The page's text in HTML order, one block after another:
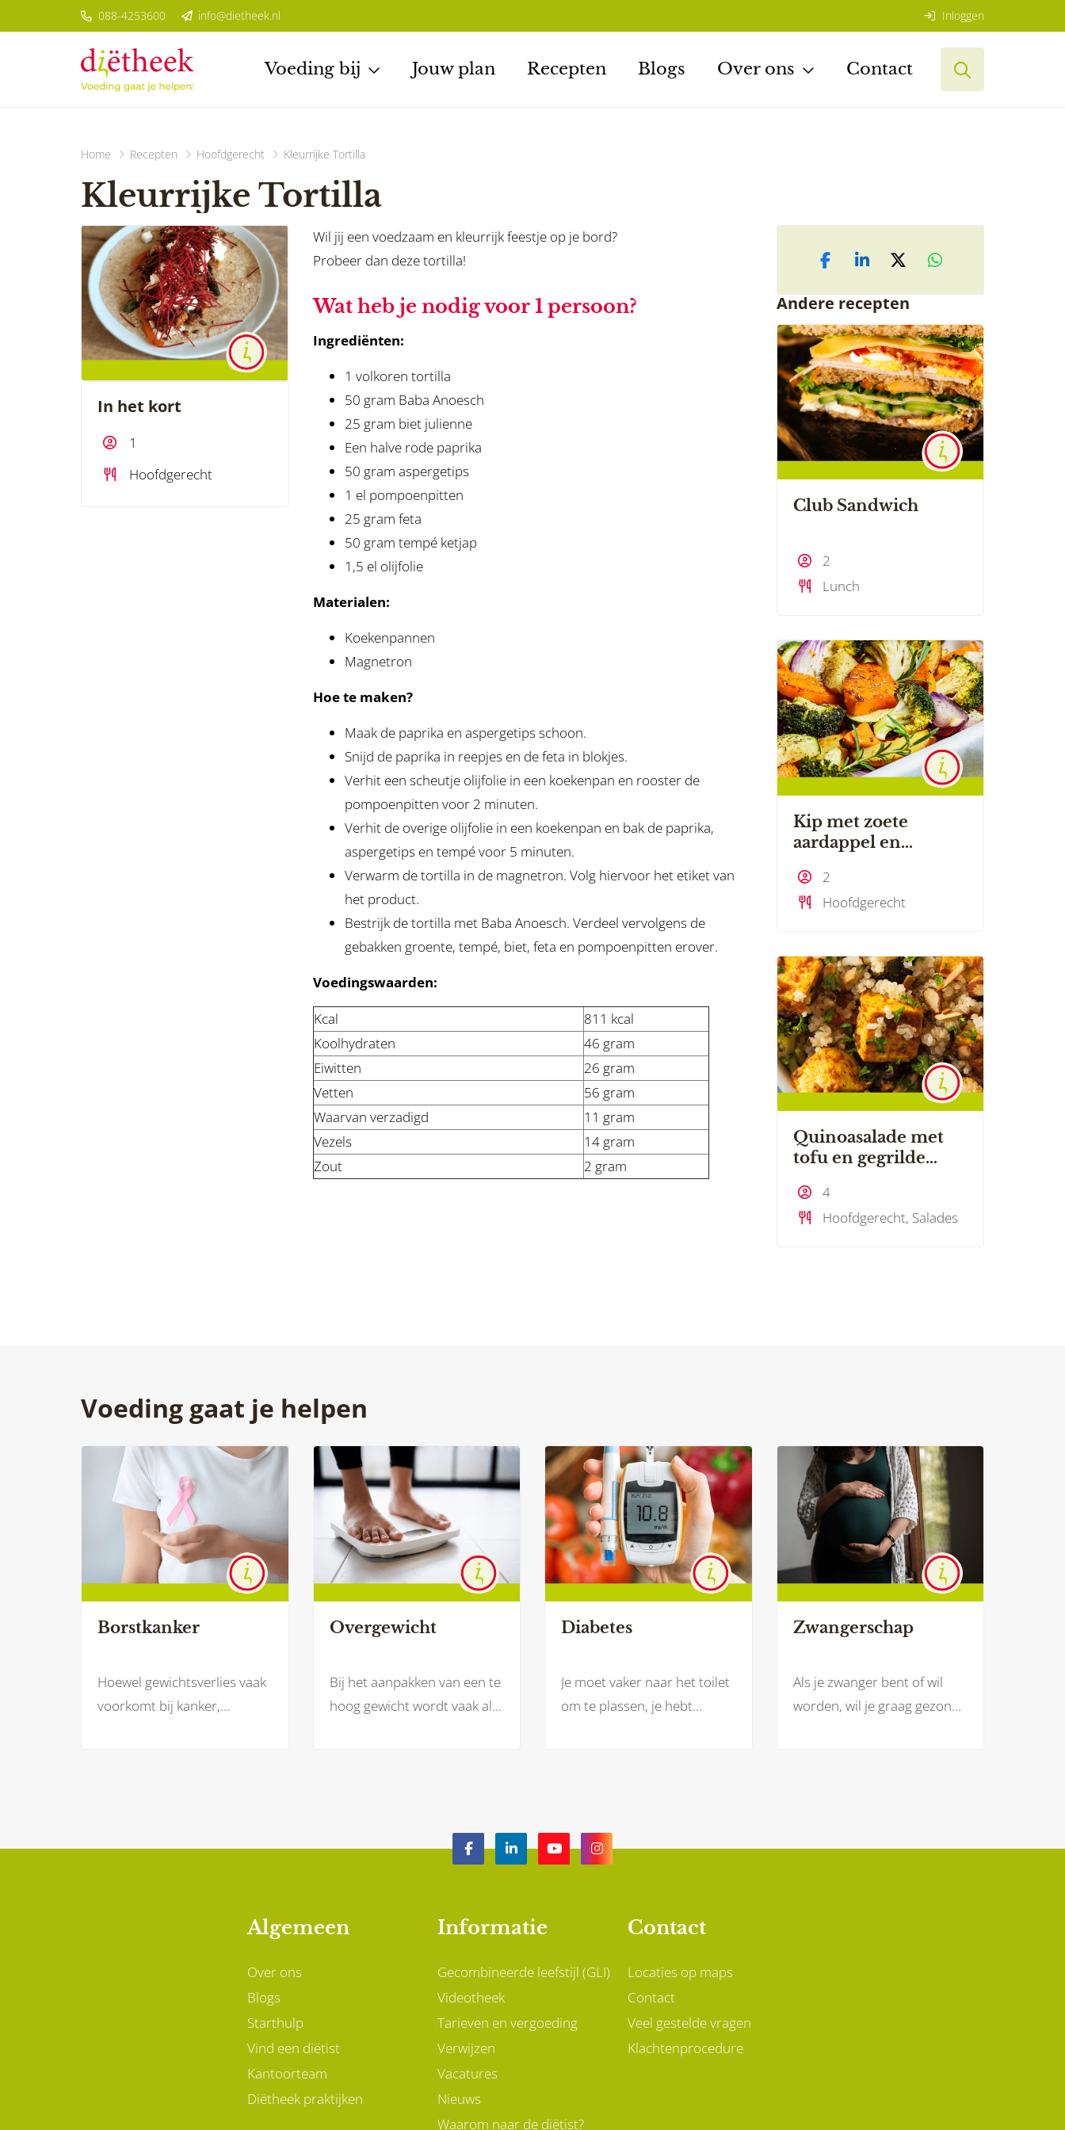
Home Recepten Hoofdgerecht Kleurrijke Tortilla
Kleurrijke Tortilla
In het kort
1
Hoofdgerecht
Wil jij een voedzaam en kleurrijk feestje op je bord?
Probeer dan deze tortilla!
Wat heb je nodig voor 1 persoon?
Ingrediënten:
1 volkoren tortilla
50 gram Baba Anoesch
25 gram biet julienne
Een halve rode paprika
50 gram aspergetips
1 el pompoenpitten
25 gram feta
50 gram tempé ketjap
1,5 el olijfolie
Materialen:
Koekenpannen
Magnetron
Hoe te maken?
Maak de paprika en aspergetips schoon.
Snijd de paprika in reepjes en de feta in blokjes.
Verhit een scheutje olijfolie in een koekenpan en rooster de
pompoenpitten voor 2 minuten.
Verhit de overige olijfolie in een koekenpan en bak de paprika,
aspergetips en tempé voor 5 minuten.
Verwarm de tortilla in de magnetron. Volg hiervoor het etiket van
het product.
Bestrijk de tortilla met Baba Anoesch. Verdeel vervolgens de
gebakken groente, tempé, biet, feta en pompoenpitten erover.
Voedingswaarden:
Kcal
811 kcal
Koolhydraten
46 gram
Eiwitten
26 gram
Vetten
56 gram
Waarvan verzadigd
11 gram
Vezels
14 gram
Zout
2 gram
Andere recepten
Club Sandwich
2
Lunch
Kip met zoete
aardappel en
2
Hoofdgerecht
Quinoasalade met
tofu en gegrilde
4
Hoofdgerecht, Salades
Voeding gaat je helpen
Borstkanker
Hoewel gewichtsverlies vaak
voorkomt bij kanker,
medicatie – juist leiden tot
Overgewicht
Bij het aanpakken van een te
hoog gewicht wordt vaak als
Diabetes
Je moet vaker naar het toilet
om te plassen, je hebt
hebt. Mogelijk herken jij
Zwangerschap
Als je zwanger bent of wil
worden, wil je graag gezond
laten staan?
088-4253600 info@dietheek.nl Inloggen
Voeding bij Jouw plan Recepten Blogs Over ons Contact
Algemeen
Over ons
Blogs
Starthulp
Vind een diëtist
Kantoorteam
Diëtheek praktijken
Informatie
Gecombineerde leefstijl (GLI)
Videotheek
Tarieven en vergoeding
Verwijzen
Vacatures
Nieuws
Waarom naar de diëtist?
Contact
Locaties op maps
Contact
Veel gestelde vragen
Klachtenprocedure